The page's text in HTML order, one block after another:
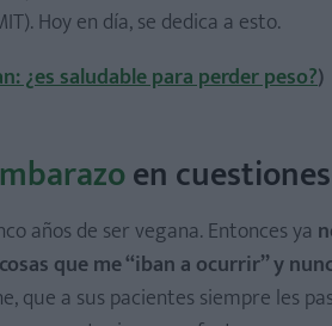
Hoy en día, se dedica a esto.
¿es saludable para perder peso?)
en
años de ser vegana. Entonces ya
que me “iban a ocurrir” y
que a sus pacientes siempre les